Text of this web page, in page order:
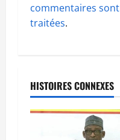
commentaires sont
traitées.
HISTOIRES CONNEXES